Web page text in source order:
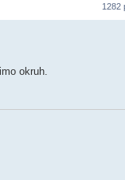
1282
okruh.